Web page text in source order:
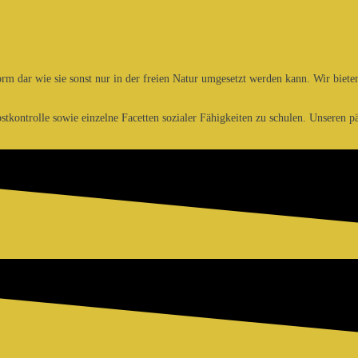
dar wie sie sonst nur in der freien Natur umgesetzt werden kann. Wir
sowie einzelne Facetten sozialer Fähigkeiten zu schulen. Unseren